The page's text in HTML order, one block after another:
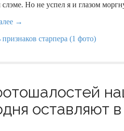
Но не успел я и глазом
→
оставляют